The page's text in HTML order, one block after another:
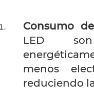
Consumo
LED
menos
reduciendo